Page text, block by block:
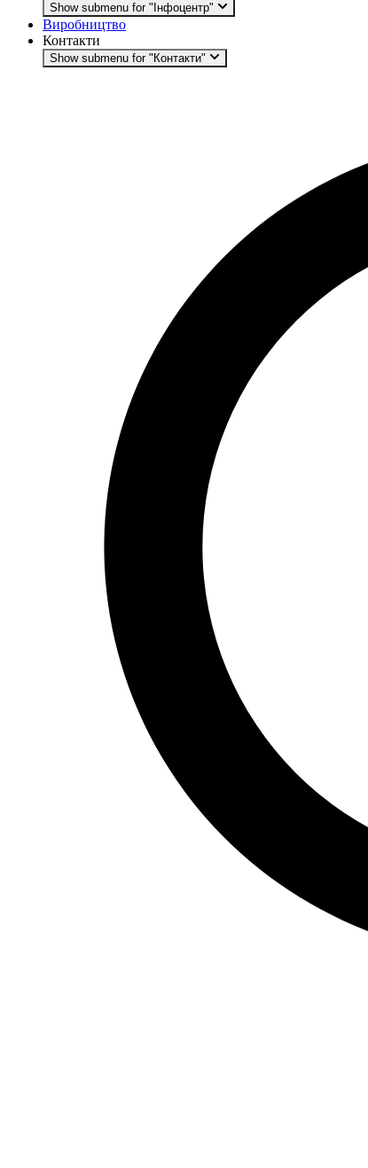
Show submenu for "Інфоцентр"
Виробництво
Контакти
Show submenu for "Контакти"